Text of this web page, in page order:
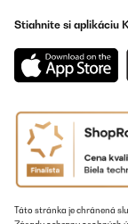
Stiahnite si aplikáciu
Táto stránka je chránená